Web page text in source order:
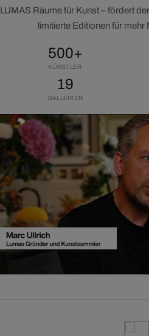
LUMAS Räume für Kunst – fördert
limitierte Editionen für
500+
KÜNSTLER
19
GALLERIEN